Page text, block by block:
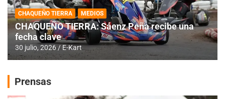
CHAQUEÑO TIERRA MEDIOS
CHAQUEÑO TIERRA: Sáenz Peña recibe una
fecha clave
30 julio, 2026 E-Kart
Prensas